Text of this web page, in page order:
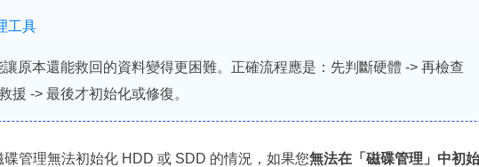
工具
原本還能救回的資料變得更困難。正確流程應是：先判斷硬體 -> 再檢查
援 -> 最後才初始化或修復。
管理無法初始化 HDD 或 SDD 的情況，如果您無法在「磁碟管理」中初始